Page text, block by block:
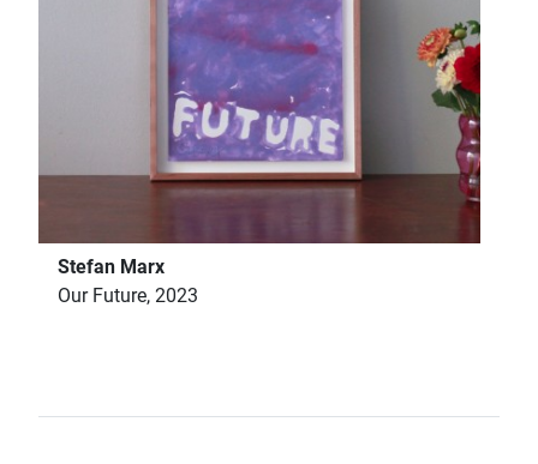
Stefan Marx
Our Future, 2023